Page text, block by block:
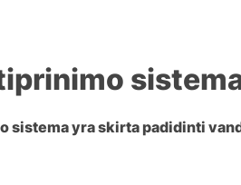
sistemayra skirta padidinti